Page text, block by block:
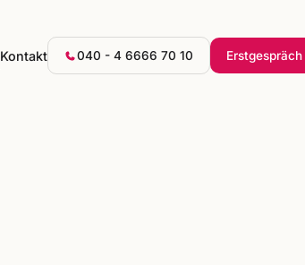
Kontakt 040 - 4 6666 70 10 Erstgespräch